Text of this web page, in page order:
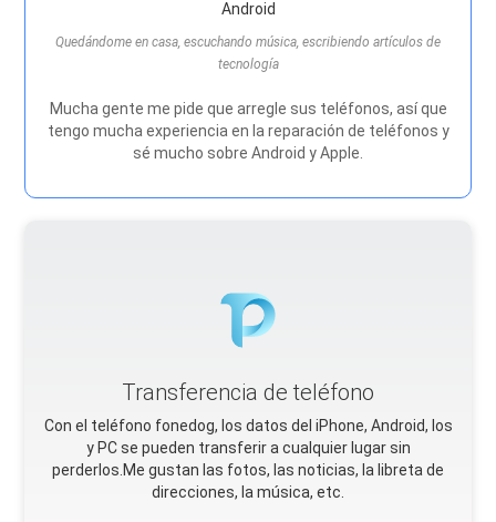
Android
Quedándome en casa, escuchando música, escribiendo artículos de
tecnología
Mucha gente me pide que arregle sus teléfonos, así que
tengo mucha experiencia en la reparación de teléfonos y
sé mucho sobre Android y Apple.
Transferencia de teléfono
Con el teléfono fonedog, los datos del iPhone, Android, Ios
y PC se pueden transferir a cualquier lugar sin
perderlos.Me gustan las fotos, las noticias, la libreta de
direcciones, la música, etc.